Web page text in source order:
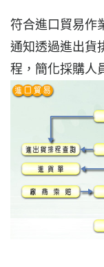
符合進口貿易作
通知透過進出貨
程，簡化採購人